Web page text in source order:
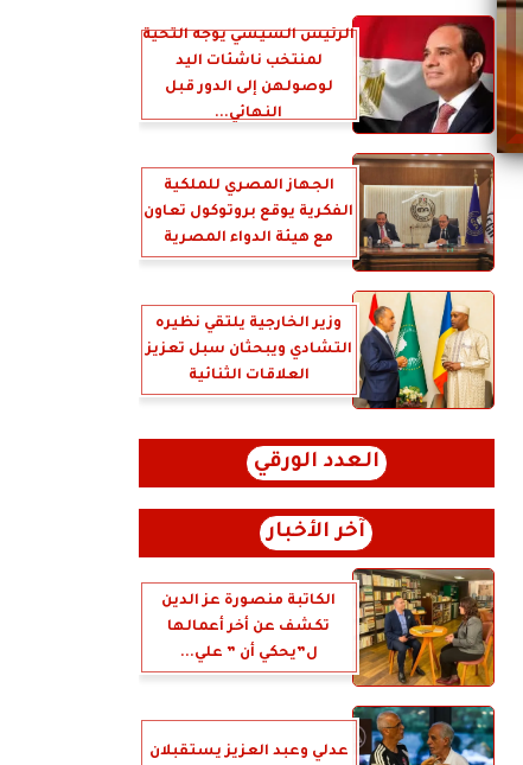
الرئيس السيسي يوجه التحية
لمنتخب ناشئات اليد
لوصولهن إلى الدور قبل
النهائي...
الجهاز المصري للملكية
الفكرية يوقع بروتوكول تعاون
مع هيئة الدواء المصرية
وزير الخارجية يلتقي نظيره
التشادي ويبحثان سبل تعزيز
العلاقات الثنائية
العدد الورقي
آخر الأخبار
الكاتبة منصورة عز الدين
تكشف عن أخر أعمالها
ل”يحكي أن ” علي...
عدلي وعبد العزيز يستقبلان